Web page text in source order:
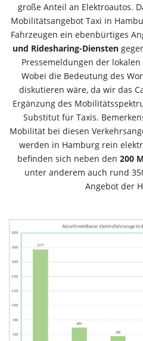
große Anteil an Elektroautos.
Mobilitätsangebot Taxi in
Fahrzeugen ein ebenbürtiges
und Ridesharing-Diensten
Pressemeldungen der
Wobei die Bedeutung des
diskutieren wäre, da wir das
Ergänzung des
Substitut für Taxis.
Mobilität bei diesen
werden in Hamburg rein
befinden sich neben den 200
unter anderem auch rund
Angebot der